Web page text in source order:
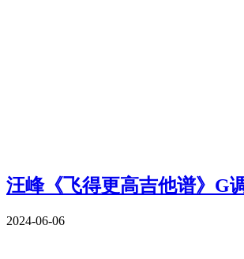
汪峰《飞得更高吉他谱》G
2024-06-06